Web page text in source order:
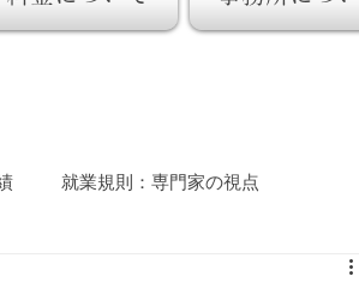
就業規則：専門家の視点